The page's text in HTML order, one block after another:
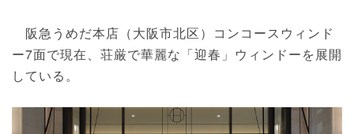
阪急うめだ本店（大阪市北区）コンコースウィンド
ー7面で現在、荘厳で華麗な「迎春」ウィンドーを展開
している。